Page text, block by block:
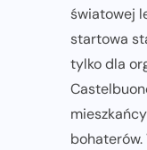
światowej
startowa
tylko dla